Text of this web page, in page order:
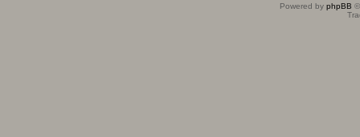
Powered by phpBB